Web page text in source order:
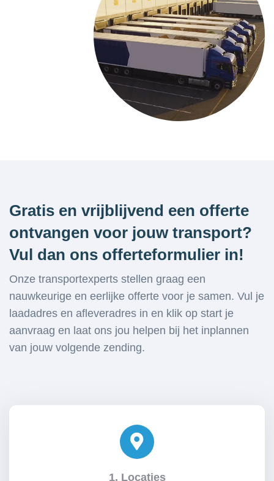
Gratis en vrijblijvend een offerte
ontvangen voor jouw transport?
Vul dan ons offerteformulier in!
Onze transportexperts stellen graag een
nauwkeurige en eerlijke offerte voor je samen. Vul je
laadadres en afleveradres in en klik op start je
aanvraag en laat ons jou helpen bij het inplannen
van jouw volgende zending.
1. Locaties